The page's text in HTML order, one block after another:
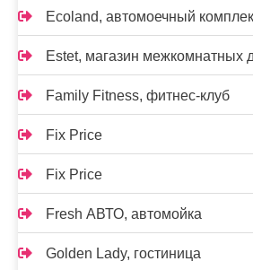
Ecoland, автомоечный
Estet, магазин межкомнатных
Family Fitness, фитнес-клуб
Fix Price
Fix Price
Fresh АВТО, автомойка
Golden Lady, гостиница